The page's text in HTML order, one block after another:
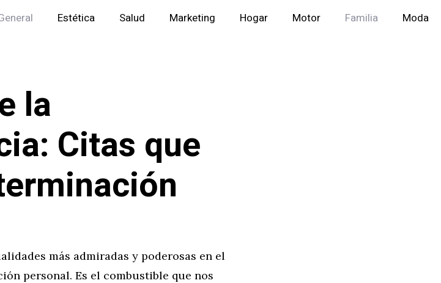
Estética Salud Marketing Hogar Motor Familia Moda
la
Citas que
más admiradas y poderosas en el
personal. Es el combustible que nos